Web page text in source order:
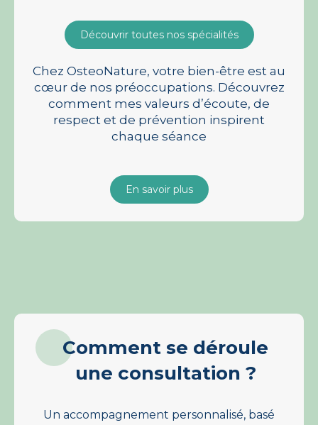
Découvrir toutes nos spécialités
Chez OsteoNature, votre bien-être est au
cœur de nos préoccupations. Découvrez
comment mes valeurs d’écoute, de
respect et de prévention inspirent
chaque séance
En savoir plus
Comment se déroule
une consultation ?
Un accompagnement personnalisé, basé